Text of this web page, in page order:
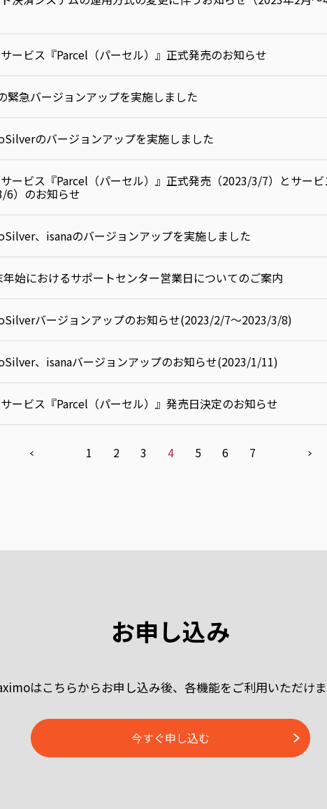
ービス『Parcel（パーセル）』正式発売のお知らせ
緊急バージョンアップを実施しました
のバージョンアップを実施しました
ービス『Parcel（パーセル）』正式発売（2023/3/7）とサー
6）のお知らせ
、isanaのバージョンアップを実施しました
始におけるサポートセンター営業日についてのご案内
バージョンアップのお知らせ(2023/2/7～2023/3/8)
、isanaバージョンアップのお知らせ(2023/1/11)
ービス『Parcel（パーセル）』発売日決定のお知らせ
1 2 3 4 5 6 7
お申し込み
はこちらからお申し込み後、各機能をご利用いただけ
今すぐ申し込む